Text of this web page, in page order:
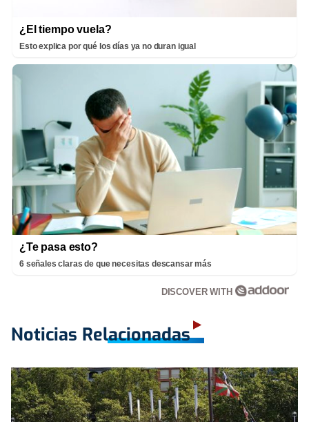
¿El tiempo vuela?
Esto explica por qué los días ya no duran igual
¿Te pasa esto?
6 señales claras de que necesitas descansar más
DISCOVER WITH
Noticias Relacionadas